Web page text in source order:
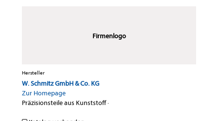
Firmenlogo
Hersteller
W. Schmitz GmbH & Co. KG
Zur Homepage
Präzisionsteile aus Kunststoff·